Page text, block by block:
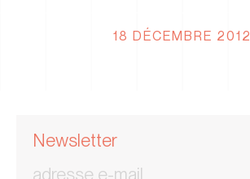
18 DÉCEMBRE 2012
Newsletter